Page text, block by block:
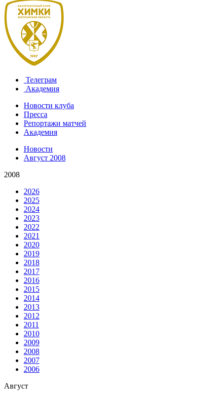
Телеграм
Академия
Новости клуба
Пресса
Репортажи матчей
Академия
Новости
Август 2008
2008
2026
2025
2024
2023
2022
2021
2020
2019
2018
2017
2016
2015
2014
2013
2012
2011
2010
2009
2008
2007
2006
Август